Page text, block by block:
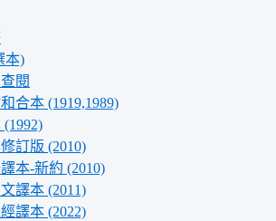
本)
閱
合本 (1919,1989)
訂版 (2010)
本-新約 (2010)
譯本 (2011)
譯本 (2022)